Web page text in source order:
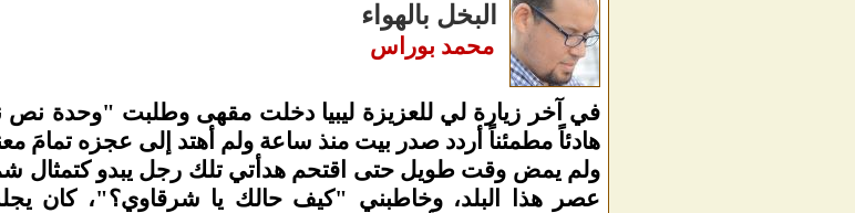
البخل بالهواء
محمد بوراس
في آخر زيارة لي للعزيزة ليبيا دخلت مقهى وطلبت "وحدة نص
هادئاً مطمئناً أردد صدر بيت منذ ساعة ولم أهتد إلى عجزه تمامَ
ولم يمض وقت طويل حتى اقتحم هدأتي تلك رجل يبدو كتمثال
عصر هذا البلد، وخاطبني "كيف حالك يا شرقاوي؟"، كان